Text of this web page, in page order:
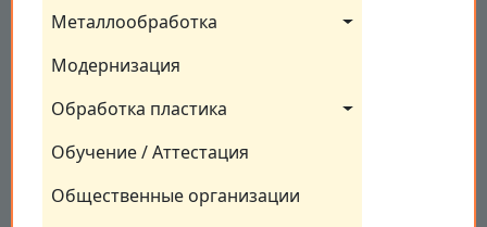
Металлообработка
Модернизация
Обработка пластика
Обучение / Аттестация
Общественные организации